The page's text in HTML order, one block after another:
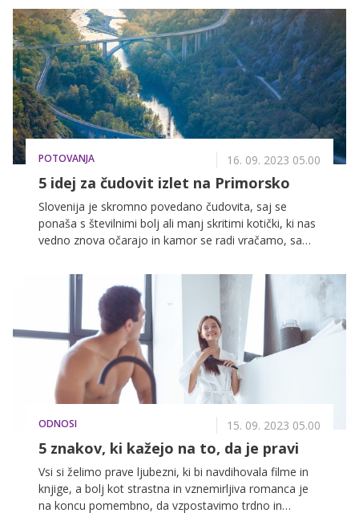
karizmatične? Nekateri omenjajo x faktor, ki ga težko
natančno opredelimo, spet drugi poudarjajo telesno
kemijo, a tokrat izpostavljamo stvari, na katere lahko
vplivamo.
POTOVANJA 16. 09. 2023 05.00
5 idej za čudovit izlet na Primorsko
Slovenija je skromno povedano čudovita, saj se
ponaša s številnimi bolj ali manj skritimi kotički, ki nas
vedno znova očarajo in kamor se radi vračamo, sami
odpravili, smo za vas pripravili nekaj zanimivih idej za
izlete na primorskem koncu. Vse, kar potrebujete, je
en prost dan, v katerem boste lahko spisali nova
doživetja in se sprostili od vsakodnevnih obveznosti.
ODNOSI 15. 09. 2023 05.00
5 znakov, ki kažejo na to, da je pravi
Vsi si želimo prave ljubezni, ki bi navdihovala filme in
knjige, a bolj kot strastna in vznemirljiva romanca je
na koncu pomembno, da vzpostavimo trdno in